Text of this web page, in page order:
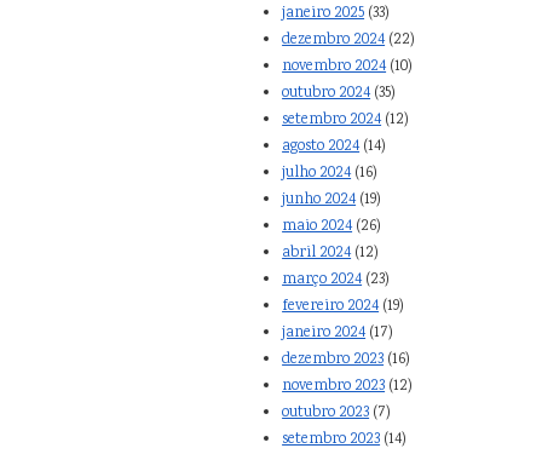
janeiro 2025 (33)
dezembro 2024(22)
novembro 2024(10)
outubro 2024(35)
setembro 2024(12)
agosto 2024(14)
julho 2024(16)
junho 2024(19)
maio 2024(26)
abril 2024(12)
março 2024(23)
fevereiro 2024(19)
janeiro 2024(17)
dezembro 2023 (16)
novembro 2023 (12)
outubro 2023 (7)
setembro 2023 (14)